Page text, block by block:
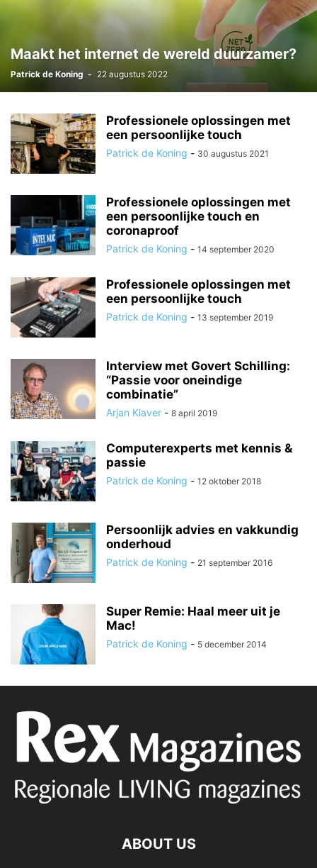
Maakt het internet de wereld duurzamer?
Patrick de Koning - 22 augustus 2022
Professionele oplossingen met
een persoonlijke touch
Patrick de Koning - 30 augustus 2021
Professionele oplossingen met
een persoonlijke touch en
coronaproof
Patrick de Koning - 14 september 2020
Professionele oplossingen met
een persoonlijke touch
Patrick de Koning - 13 september 2019
Interview met Govert Schilling:
“Passie voor oneindige
combinatie”
Arjan Klaver - 8 april 2019
Computerexperts met kennis &
passie
Patrick de Koning - 12 oktober 2018
Persoonlijk advies en vakkundig
onderhoud
Patrick de Koning - 21 september 2016
Super Remie: Haal meer uit je
Mac!
Patrick de Koning - 5 december 2014
ABOUT US